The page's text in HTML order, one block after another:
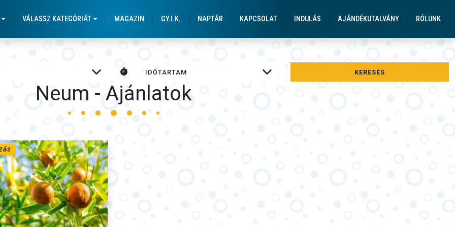
a városlátogatások Üdülések
VÁLASSZ KATEGÓRIÁT MAGAZIN GY.I.K. NAPTÁR KAPCSOLAT INDULÁS AJÁNDÉKUTALVÁNY RÓLUNK
KERESÉS
Neum - Ajánlatok